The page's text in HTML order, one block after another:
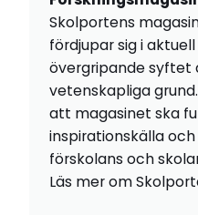
Skolportens
fördjupar sig i
övergripande syftet
vetenskapliga
att magasinet ska
inspirationskälla
förskolans och
Läs mer om